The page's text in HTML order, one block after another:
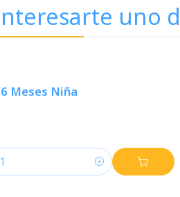
uno
Meses Niña